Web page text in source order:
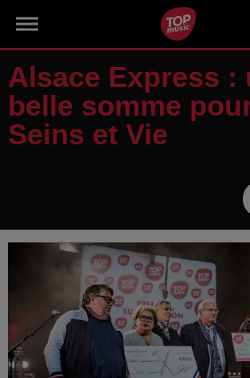
Alsace Express :
belle somme
Seins et Vie